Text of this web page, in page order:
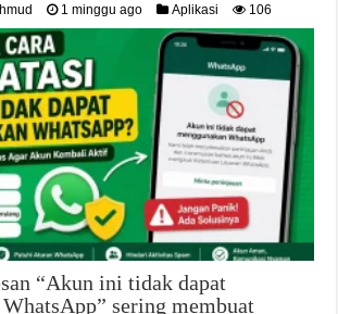
1 minggu ago Aplikasi 106
“Akun ini tidak dapat
sering membuat